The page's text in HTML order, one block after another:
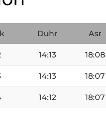
Duhr Asr
14:13 18:08
14:13 18:07
14:12 18:07